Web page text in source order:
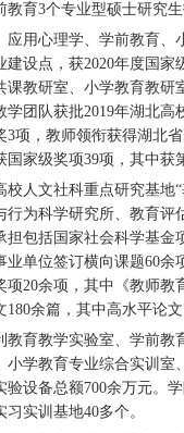
育3个专业型硕士研究生
应用心理学、学前教育、
建设点，获2020年度国
课教研室、小学教育教研
学团队获批2019年湖北
3项，教师领衔获得湖北
国家级奖项39项，其中获
校人文社科重点研究基地
行为科学研究所、教育评
担包括国家社会科学基金
业单位签订横向课题60
项20余项，其中《教师
余篇，其中高水平论文
教育教学实验室、学前教
小学教育专业综合实训室
验设备总额700余万元。
实训基地40多个。